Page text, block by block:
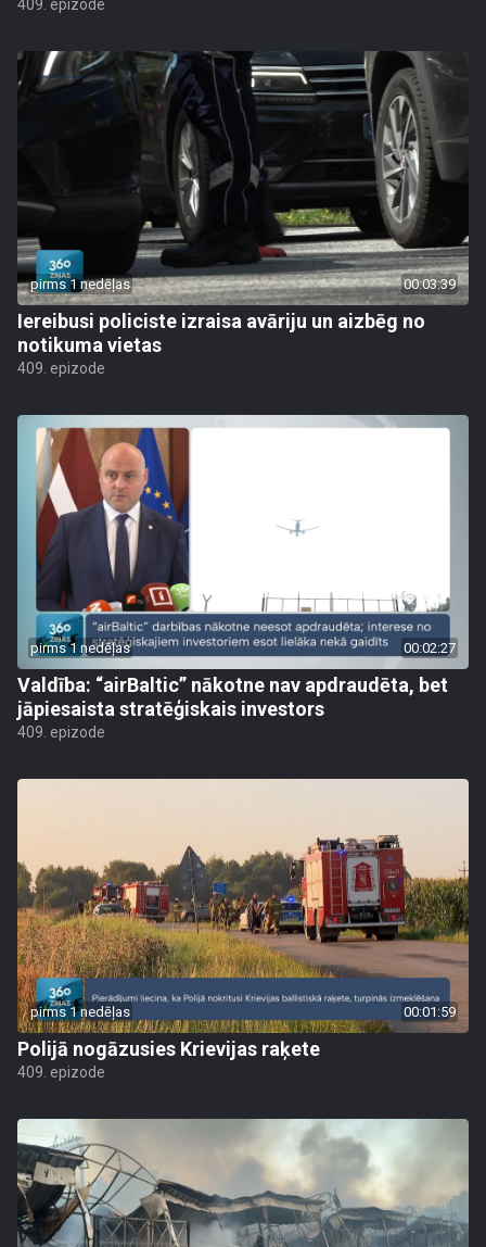
409. epizode
pirms 1 nedēļas 00:03:39
Iereibusi policiste izraisa avāriju un aizbēg no
notikuma vietas
409. epizode
pirms 1 nedēļas 00:02:27
Valdība: “airBaltic” nākotne nav apdraudēta, bet
jāpiesaista stratēģiskais investors
409. epizode
pirms 1 nedēļas 00:01:59
Polijā nogāzusies Krievijas raķete
409. epizode